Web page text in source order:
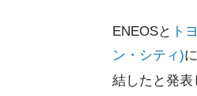
ENEOSと ト
ン・シティ)
結したと発